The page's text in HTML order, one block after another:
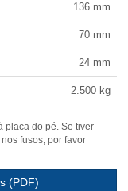
136 mm
70 mm
24 mm
2.500 kg
placa do pé. Se tiver
fusos, por favor
(PDF)